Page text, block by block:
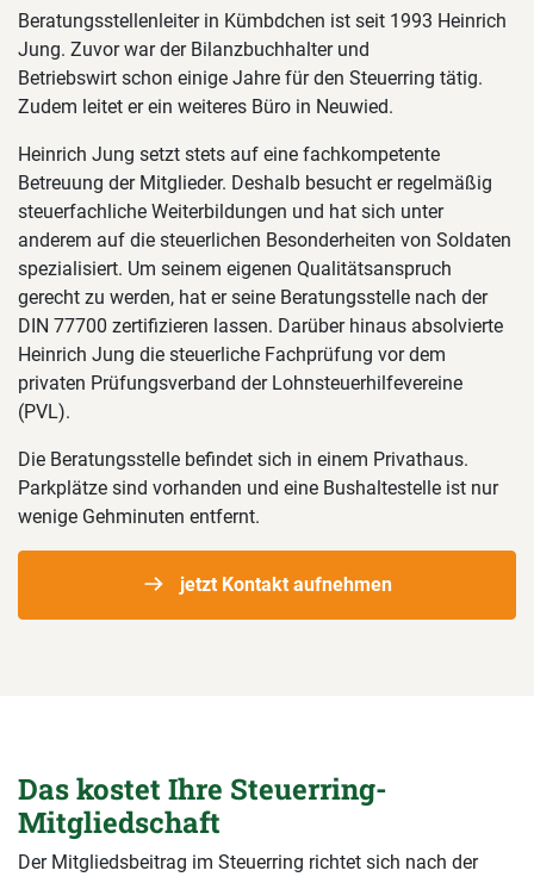
Beratungsstellenleiter in Kümbdchen ist seit 1993 Heinrich
Jung. Zuvor war der Bilanzbuchhalter und
Betriebswirt schon einige Jahre für den Steuerring tätig.
Zudem leitet er ein weiteres Büro in Neuwied.
Heinrich Jung setzt stets auf eine fachkompetente
Betreuung der Mitglieder. Deshalb besucht er regelmäßig
steuerfachliche Weiterbildungen und hat sich unter
anderem auf die steuerlichen Besonderheiten von Soldaten
spezialisiert. Um seinem eigenen Qualitätsanspruch
gerecht zu werden, hat er seine Beratungsstelle nach der
DIN 77700 zertifizieren lassen. Darüber hinaus absolvierte
Heinrich Jung die steuerliche Fachprüfung vor dem
privaten Prüfungsverband der Lohnsteuerhilfevereine
(PVL).
Die Beratungsstelle befindet sich in einem Privathaus.
Parkplätze sind vorhanden und eine Bushaltestelle ist nur
wenige Gehminuten entfernt.
jetzt Kontakt aufnehmen
Das kostet Ihre Steuerring-
Mitgliedschaft
Der Mitgliedsbeitrag im Steuerring richtet sich nach der